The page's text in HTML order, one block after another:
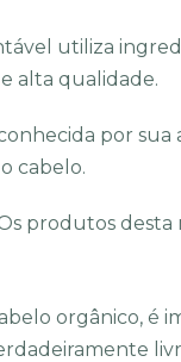
utiliza
alta qualidade.
por
cabelo.
produtos
orgânico, é